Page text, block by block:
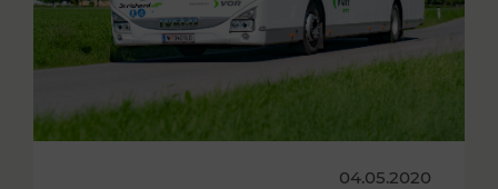
04.05.2020